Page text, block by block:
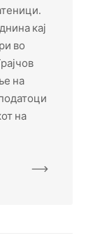
кај
во
на
на